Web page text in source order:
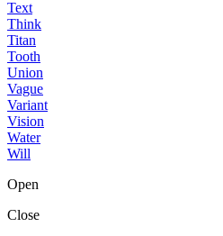
Text
Think
Titan
Tooth
Union
Vague
Variant
Vision
Water
Will
Open
Close